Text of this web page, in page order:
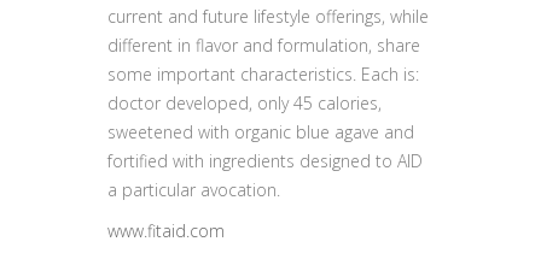
current and future lifestyle offerings, while
different in flavor and formulation, share
some important characteristics. Each is:
doctor developed, only 45 calories,
sweetened with organic blue agave and
fortified with ingredients designed to AID
a particular avocation.
www.fitaid.com